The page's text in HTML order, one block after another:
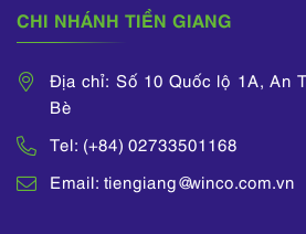
CHI NHÁNH TIỀN GIANG
Địa chỉ: Số 10 Quốc lộ 1A, An
Bè
Tel: (+84) 02733501168
Email: tiengiang@winco.com.vn